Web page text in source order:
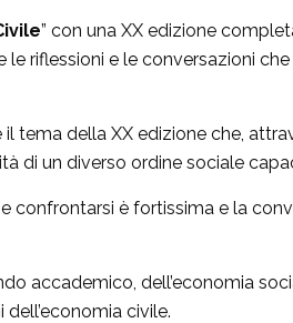
” con una XX edizione
riflessioni e le conversazioni
il tema della XX edizione che,
di un diverso ordine sociale
confrontarsi è fortissima e la
accademico, dell’economia
civile.